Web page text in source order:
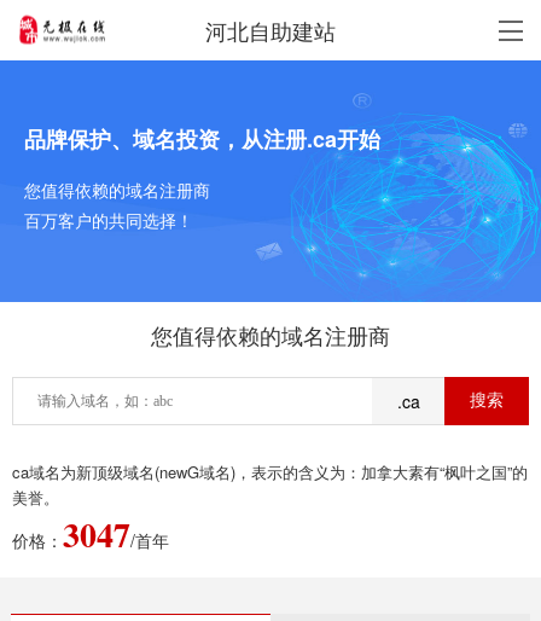
河北自助建站
品牌保护、域名投资，从注册.ca开始
您值得依赖的域名注册商
百万客户的共同选择！
您值得依赖的域名注册商
.ca
ca域名为新顶级域名(newG域名)，表示的含义为：加拿大素有“枫叶之国”的
美誉。
价格： 3047/首年